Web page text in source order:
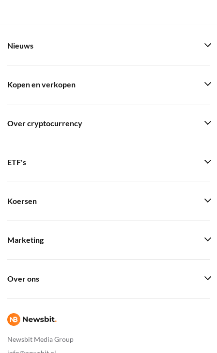
Newsbit Media Group
Nieuws
Kopen en verkopen
Over cryptocurrency
ETF's
Koersen
Marketing
Over ons